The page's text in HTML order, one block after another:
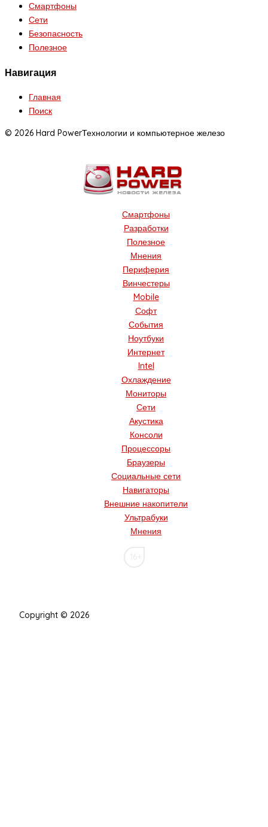
Смартфоны
Сети
Безопасность
Полезное
Навигация
Главная
Поиск
© 2026 Hard PowerТехнологии и компьютерное железо
Смартфоны
Разработки
Полезное
Мнения
Периферия
Винчестеры
Mobile
Софт
События
Ноутбуки
Интернет
Intel
Охлаждение
Мониторы
Сети
Акустика
Консоли
Процессоры
Браузеры
Социальные сети
Навигаторы
Внешние накопители
Ультрабуки
Мнения
Copyright © 2026